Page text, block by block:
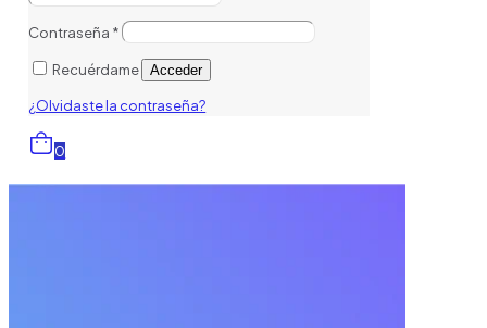
Contraseña *
Recuérdame Acceder
¿Olvidaste la contraseña?
0